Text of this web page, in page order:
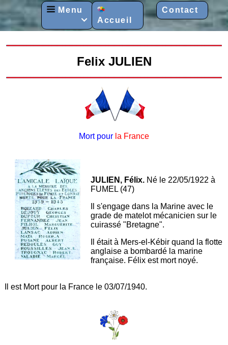
Menu
 Accueil
Contact
Felix JULIEN
Mort pour la France
JULIEN, Félix. Né le 22/05/1922 à
FUMEL (47)
Il s'engage dans la Marine avec le
grade de matelot mécanicien sur le
cuirassé "Bretagne".
Il était à Mers-el-Kébir quand la flotte
anglaise a bombardé la marine
française. Félix est mort noyé.
Il est Mort pour la France le 03/07/1940.